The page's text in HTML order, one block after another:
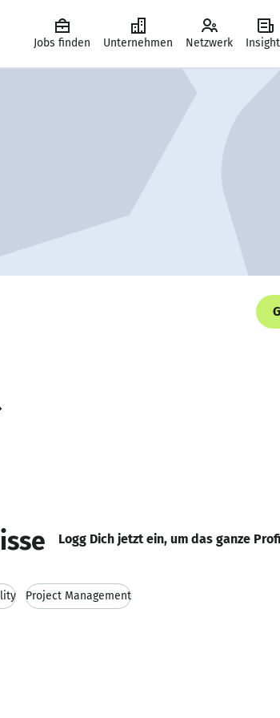
Jobs finden Unternehmen Netzwerk
Logg Dich jetzt ein, um das ganze
Project Management